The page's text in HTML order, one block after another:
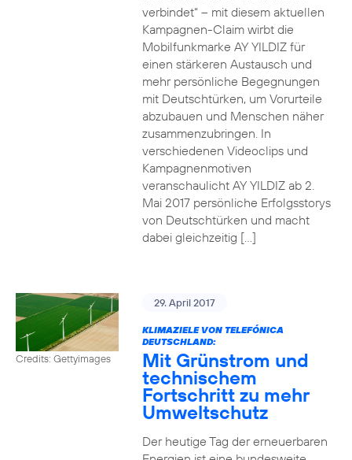
verbindet“ – mit diesem aktuellen
Kampagnen-Claim wirbt die
Mobilfunkmarke AY YILDIZ für
einen stärkeren Austausch und
mehr persönliche Begegnungen
mit Deutschtürken, um Vorurteile
abzubauen und Menschen näher
zusammenzubringen. In
verschiedenen Videoclips und
Kampagnenmotiven
veranschaulicht AY YILDIZ ab 2.
Mai 2017 persönliche Erfolgsstorys
von Deutschtürken und macht
dabei gleichzeitig […]
Credits: Gettyimages
29. April 2017
KLIMAZIELE VON TELEFÓNICA
DEUTSCHLAND:
Mit Grünstrom und
technischem
Fortschritt zu mehr
Umweltschutz
Der heutige Tag der erneuerbaren